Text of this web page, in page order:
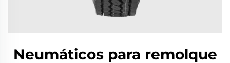
Neumáticos para remolque